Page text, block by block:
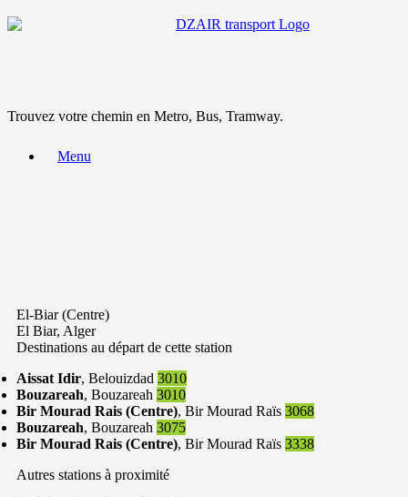
Trouvez votre chemin en Metro, Bus, Tramway.
Menu
El-Biar (Centre)
El Biar, Alger
Destinations au départ de cette station
Aissat Idir, Belouizdad 3010
Bouzareah, Bouzareah 3010
Bir Mourad Rais (Centre), Bir Mourad Raïs 3068
Bouzareah, Bouzareah 3075
Bir Mourad Rais (Centre), Bir Mourad Raïs 3338
Autres stations à proximité